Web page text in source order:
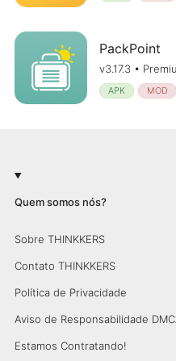
PackPoint
v3.17.3 •
APK MOD
Quem somos nós?
Sobre THINKKERS
Contato THINKKERS
Política de Privacidade
Aviso de Responsabilidade
Estamos Contratando!